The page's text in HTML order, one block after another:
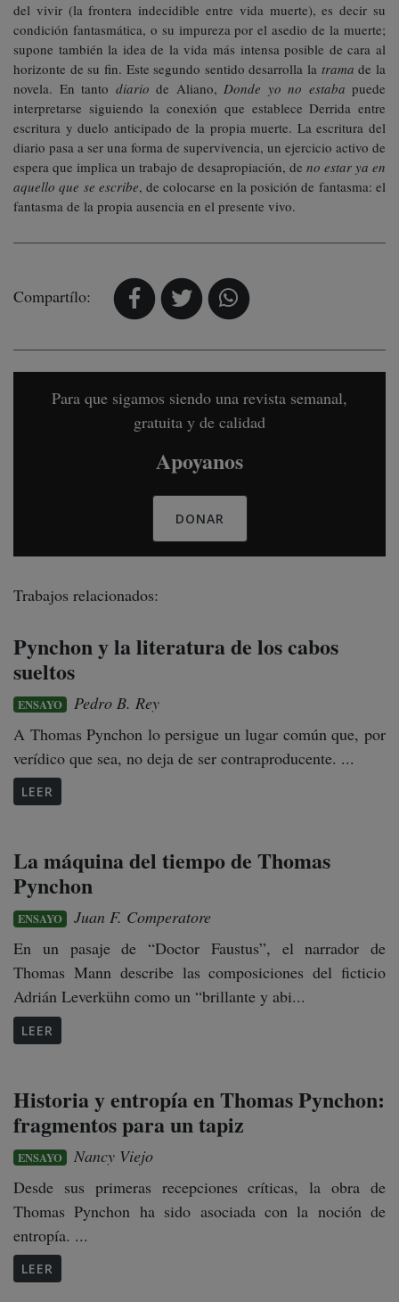
del vivir (la frontera indecidible entre vida muerte), es decir su
condición fantasmática, o su impureza por el asedio de la muerte;
supone también la idea de la vida más intensa posible de cara al
horizonte de su fin. Este segundo sentido desarrolla la trama de la
novela. En tanto diario de Aliano, Donde yo no estaba puede
interpretarse siguiendo la conexión que establece Derrida entre
escritura y duelo anticipado de la propia muerte. La escritura del
diario pasa a ser una forma de supervivencia, un ejercicio activo de
espera que implica un trabajo de desapropiación, de no estar ya en
aquello que se escribe, de colocarse en la posición de fantasma: el
fantasma de la propia ausencia en el presente vivo.
Compartílo:
Para que sigamos siendo una revista semanal,
gratuita y de calidad
Apoyanos
DONAR
Trabajos relacionados:
Pynchon y la literatura de los cabos
sueltos
ENSAYO
Pedro B. Rey
A Thomas Pynchon lo persigue un lugar común que, por
verídico que sea, no deja de ser contraproducente. ...
LEER
La máquina del tiempo de Thomas
Pynchon
ENSAYO
Juan F. Comperatore
En un pasaje de “Doctor Faustus”, el narrador de
Thomas Mann describe las composiciones del ficticio
Adrián Leverkühn como un “brillante y abi...
LEER
Historia y entropía en Thomas Pynchon:
fragmentos para un tapiz
ENSAYO
Nancy Viejo
Desde sus primeras recepciones críticas, la obra de
Thomas Pynchon ha sido asociada con la noción de
entropía. ...
LEER